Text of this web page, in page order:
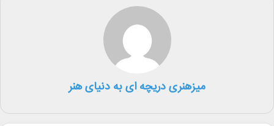
خانه موسیقی ایران درگذشت این هنرمند را به خانواده او و جامعه
میزهنری دریچه ای به دنیای هنر